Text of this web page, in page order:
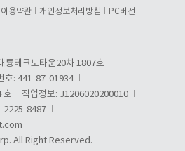
용약관 개인정보처리방침 PC버전
륭테크노타운20차 1807호
호: 441-87-01934
호
직업정보: J1206020200010
2225-8487
All Right Reserved.